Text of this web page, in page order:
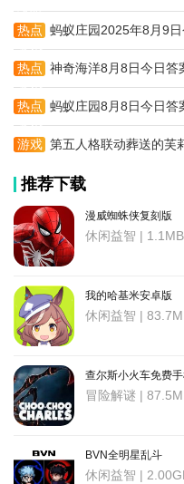
热点 蚂蚁庄园2025年8月9
热点 神奇海洋8月8日今日答
热点 蚂蚁庄园8月8日今日答
游戏 第五人格联动葬送的芙
推荐下载
漫威蜘蛛侠复刻版
休闲益智 | 1.1MB
我的哈基米安卓版
休闲益智 |
查尔斯小火车免费
冒险解谜 |
BVN全明星乱斗
休闲益智 |